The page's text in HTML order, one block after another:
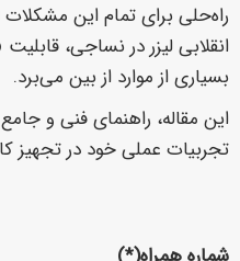
راه‌حلی برای تمام این مشکلات
بسیاری از موارد از بین می‌برد.
این مقاله، راهنمای فنی و
تجربیات عملی خود در تجهیز